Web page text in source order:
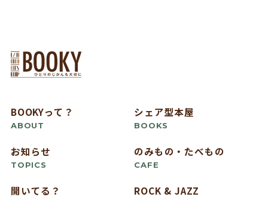
BOOKYって？
ABOUT
シェア型本屋
BOOKS
お知らせ
TOPICS
のみもの・たべもの
CAFE
開いてる？ ROCK & JAZZ